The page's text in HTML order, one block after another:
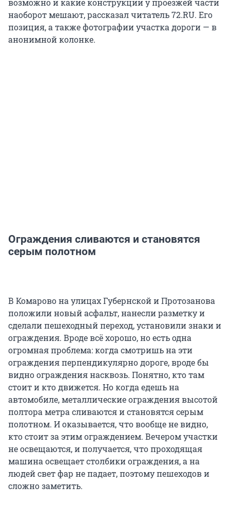
возможно и какие конструкции у проезжей части
наоборот мешают, рассказал читатель 72.RU. Его
позиция, а также фотографии участка дороги — в
анонимной колонке.
Ограждения сливаются и становятся
серым полотном
В Комарово на улицах Губернской и Протозанова
положили новый асфальт, нанесли разметку и
сделали пешеходный переход, установили знаки и
ограждения. Вроде всё хорошо, но есть одна
огромная проблема: когда смотришь на эти
ограждения перпендикулярно дороге, вроде бы
видно ограждения насквозь. Понятно, кто там
стоит и кто движется. Но когда едешь на
автомобиле, металлические ограждения высотой
полтора метра сливаются и становятся серым
полотном. И оказывается, что вообще не видно,
кто стоит за этим ограждением. Вечером участки
не освещаются, и получается, что проходящая
машина освещает столбики ограждения, а на
людей свет фар не падает, поэтому пешеходов и
сложно заметить.